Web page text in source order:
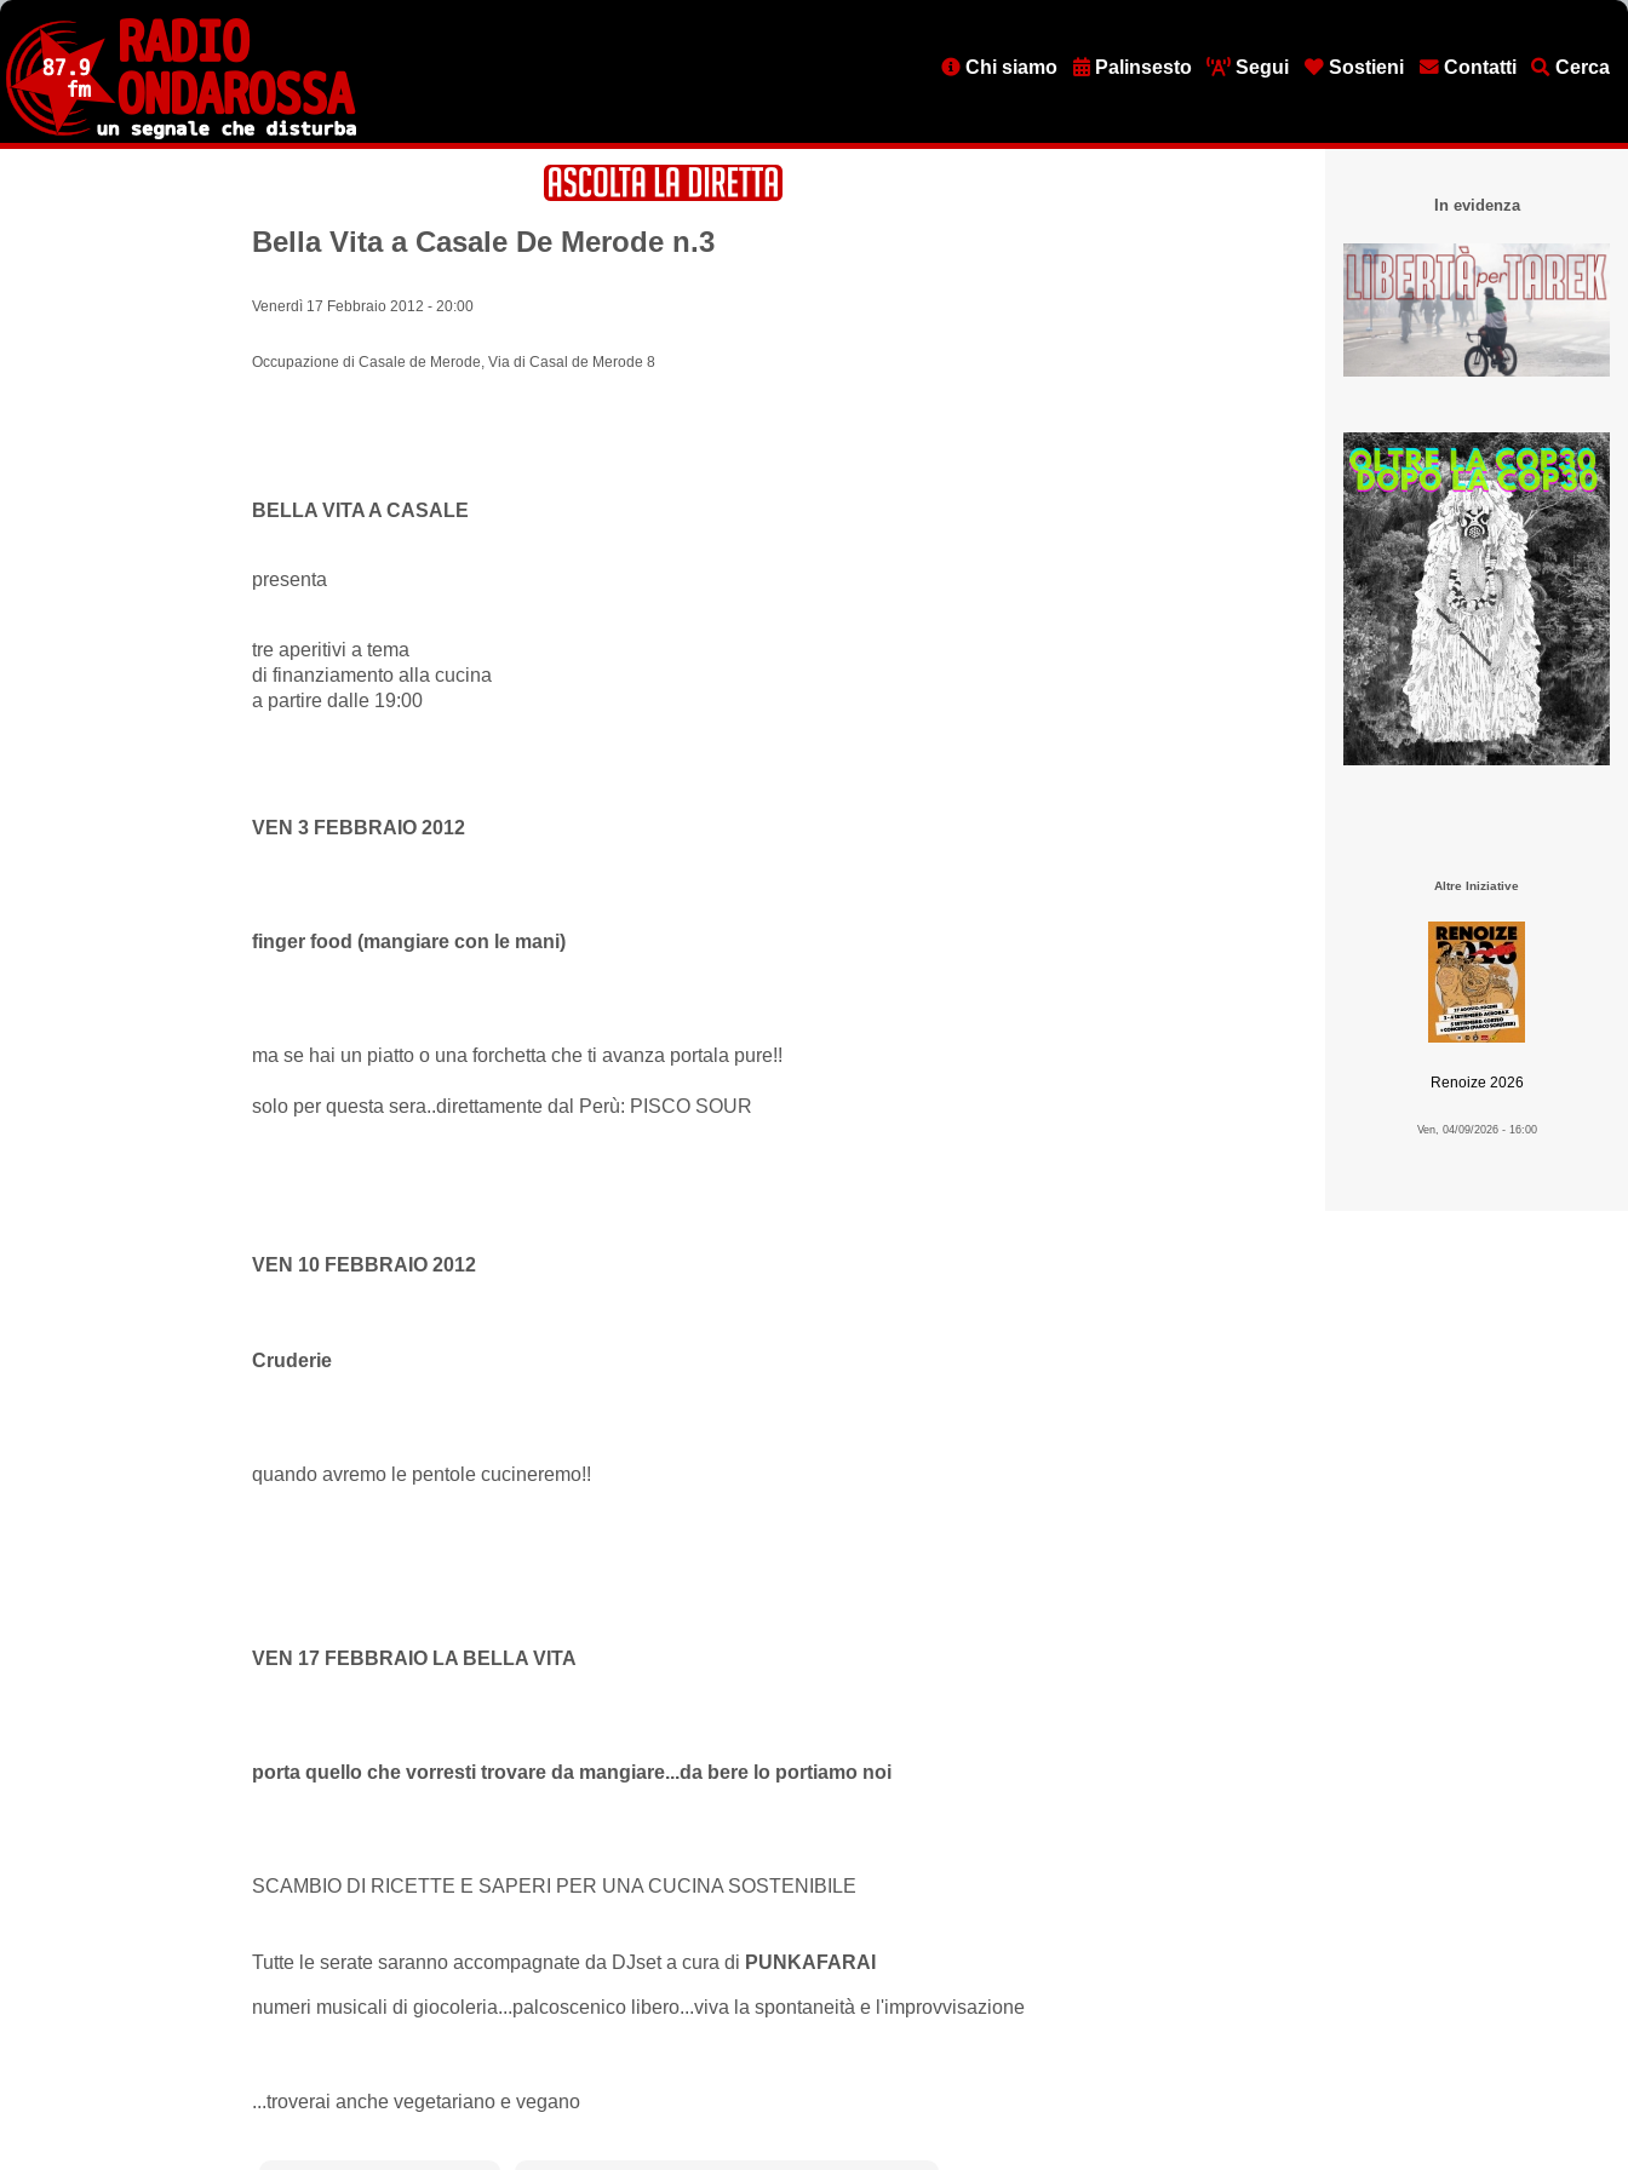
Salta
contenuto
principale
MenuChi siamo Palinsesto Segui Sostieni Contatti Cerca
Bella Vita a Casale De Merode n.3
Venerdì 17 Febbraio 2012 - 20:00
Occupazione di Casale de Merode, Via di Casal de Merode 8
BELLA VITA A CASALE
presenta
tre aperitivi a tema
di finanziamento alla cucina
a partire dalle 19:00
VEN 3 FEBBRAIO 2012
finger food (mangiare con le mani)
ma se hai un piatto o una forchetta che ti avanza portala pure!!
solo per questa sera..direttamente dal Perù: PISCO SOUR
VEN 10 FEBBRAIO 2012
Cruderie
quando avremo le pentole cucineremo!!
VEN 17 FEBBRAIO LA BELLA VITA
porta quello che vorresti trovare da mangiare...da bere lo portiamo noi
SCAMBIO DI RICETTE E SAPERI PER UNA CUCINA SOSTENIBILE
Tutte le serate saranno accompagnate da DJset a cura di PUNKAFARAI
numeri musicali di giocoleria...palcoscenico libero...viva la spontaneità e l'improvvisazione
...troverai anche vegetariano e vegano
In evidenza
Altre Iniziative
Renoize 2026
Ven, 04/09/2026 - 16:00